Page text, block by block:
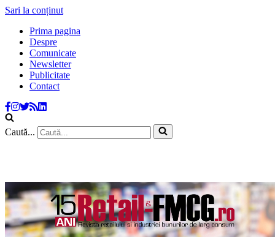
Sari la conținut
Prima pagina
Despre
Comunicate
Newsletter
Publicitate
Contact
Caută...